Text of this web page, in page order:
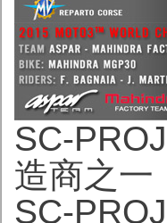
SC-
造商之一
SC-